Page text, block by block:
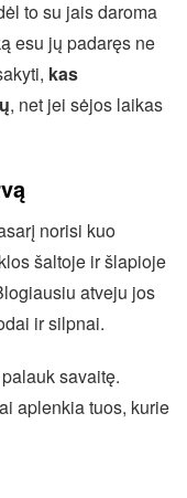
to su jais daroma
esu jų padaręs ne
kas
, net jei sėjos laikas
norisi kuo
šaltoje ir šlapioje
atveju jos
ir silpnai.
savaitę.
aplenkia tuos, kurie